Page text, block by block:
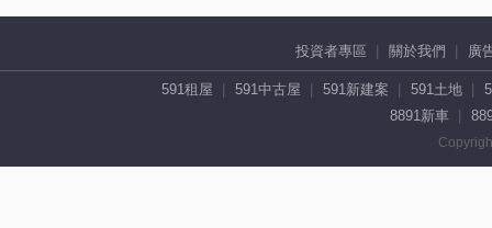
投資者專區 關於我們 廣
591租屋 591中古屋 591新建案 591土地
8891新車